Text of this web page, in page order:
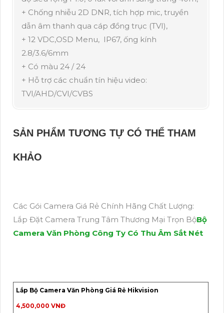
+ Chống nhiễu 2D DNR, tích hợp mic, truyền
dẫn âm thanh qua cáp đồng trục (TVI),
+ 12 VDC,OSD Menu, IP67, ống kính
2.8/3.6/6mm
+ Có màu 24 / 24
+ Hỗ trợ các chuẩn tín hiệu video:
TVI/AHD/CVI/CVBS
SẢN PHẨM TƯƠNG TỰ CÓ THỂ THAM
KHẢO
Các Gói Camera Giá Rẻ Chính Hãng Chất Lượng:
Lắp Đặt Camera Trung Tâm Thương Mại Trọn BộBộ
Camera Văn Phòng Công Ty Có Thu Âm Sắt Nét
Lắp Bộ Camera Văn Phòng Giá Rẻ Hikvision
4,500,000 VNĐ